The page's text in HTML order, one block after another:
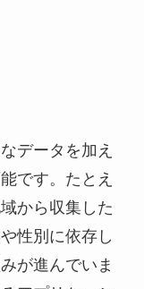
データを加え
です。たとえ
から収集した
性別に依存し
が進んでいま